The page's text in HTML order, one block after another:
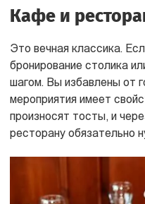
Кафе и
Это вечная классика.
бронирование столика
шагом. Вы избавлены от
мероприятия имеет
произносят тосты, и
ресторану обязательно